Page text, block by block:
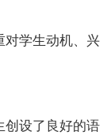
对学生动机、兴
创设了良好的语